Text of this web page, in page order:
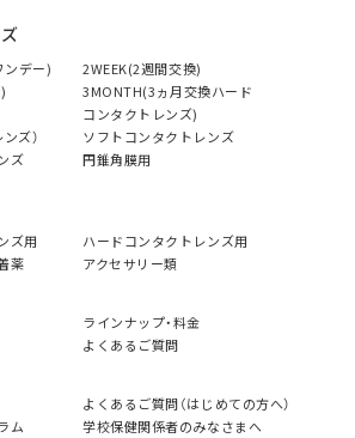
ンデー)
2WEEK(2週間交換)
3MONTH(3ヵ月交換ハード
コンタクトレンズ)
ズ）
ソフトコンタクトレンズ
ズ
円錐角膜用
ズ用
ハードコンタクトレンズ用
薬
アクセサリー類
ラインナップ・料金
よくあるご質問
よくあるご質問（はじめての方へ）
ム
学校保健関係者のみなさまへ